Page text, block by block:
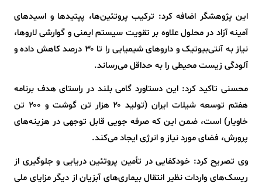
این پژوهشگر اضافه کرد: ترکیب پروتئین‌ها، پپتیدها و اسیدهای
آمینه آزاد در محلول علاوه بر تقویت سیستم ایمنی و گوارشی لاروها،
نیاز به آنتی‌بیوتیک و داروهای شیمیایی را تا ۳۰ درصد کاهش داده و
آلودگی زیست محیطی را به حداقل می‌رساند.
محسنی تاکید کرد: این دستاورد گامی بلند در راستای هدف برنامه
هفتم توسعه شیلات ایران (تولید ۲۰ هزار تن گوشت و ۲۰۰ تن
خاویار) است، ضمن این که صرفه جویی قابل توجهی در هزینه‌های
پرورش، فضای مورد نیاز و انرژی ایجاد می‌کند.
وی تصریح کرد: خودکفایی در تأمین پروتئین دریایی و جلوگیری از
ریسک‌های واردات نظیر انتقال بیماری‌های آبزیان از دیگر مزایای ملی